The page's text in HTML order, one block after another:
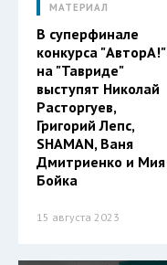
МАТЕРИАЛ
В суперфинале
конкурса "АвторА!"
на "Тавриде"
выступят Николай
Расторгуев,
Григорий Лепс,
SHAMAN, Ваня
Дмитриенко и Мия
Бойка
15 августа 2023